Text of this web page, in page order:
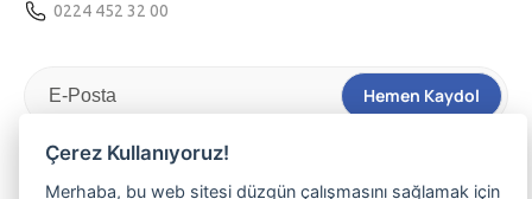
0224 452 32 00
Hemen Kaydol
Tarafıma kişiselleştirilmiş bir hizmet sunulabilmesi için
aydınlatma
metnini kabul ediyorum.
Çerez Kullanıyoruz!
Merhaba, bu web sitesi düzgün çalışmasını sağlamak için